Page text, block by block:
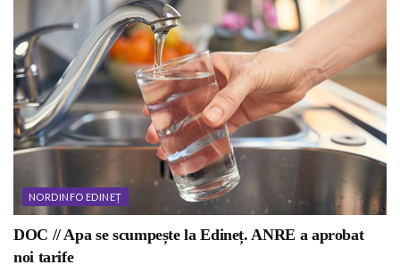
NORDINFO EDINEȚ
DOC // Apa se scumpește la Edineț. ANRE a aprobat
noi tarife